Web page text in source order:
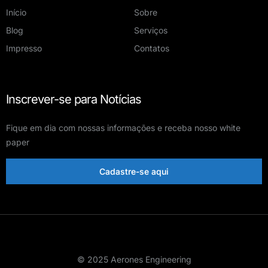
Início
Sobre
Blog
Serviços
Impresso
Contatos
Inscrever-se para Notícias
Fique em dia com nossas informações e receba nosso white
paper
Cadastre-se aqui
© 2025 Aerones Engineering